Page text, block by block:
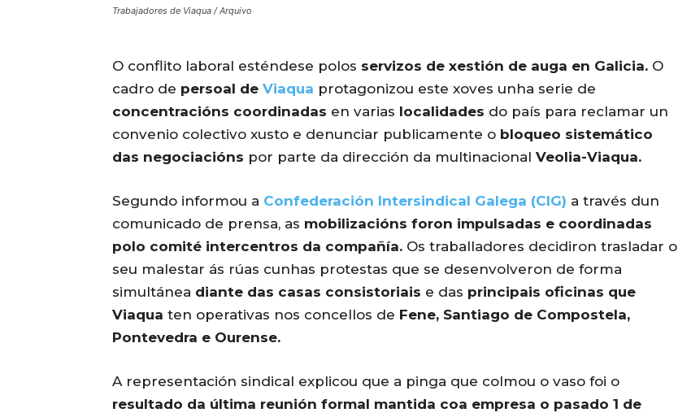
Trabajadores de Viaqua / Arquivo
O conflito laboral esténdese polos servizos de xestión de auga en Galicia. O
cadro de persoal de Viaqua protagonizou este xoves unha serie de
concentracións coordinadas en varias localidades do país para reclamar un
convenio colectivo xusto e denunciar publicamente o bloqueo sistemático
das negociacións por parte da dirección da multinacional Veolia-Viaqua.
Segundo informou a Confederación Intersindical Galega (CIG) a través dun
comunicado de prensa, as mobilizacións foron impulsadas e coordinadas
polo comité intercentros da compañía. Os traballadores decidiron trasladar o
seu malestar ás rúas cunhas protestas que se desenvolveron de forma
simultánea diante das casas consistoriais e das principais oficinas que
Viaqua ten operativas nos concellos de Fene, Santiago de Compostela,
Pontevedra e Ourense.
A representación sindical explicou que a pinga que colmou o vaso foi o
resultado da última reunión formal mantida coa empresa o pasado 1 de